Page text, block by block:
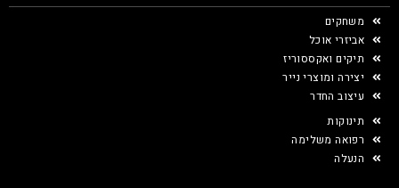
משחקים
אביזרי אוכל
תיקים ואקססוריז
יצירה ומוצרי נייר
עיצוב החדר
תינוקות
רפואה משלימה
הנעלה